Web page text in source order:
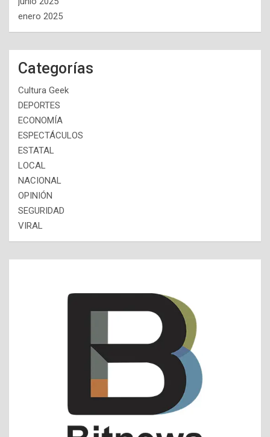
enero 2025
Categorías
Cultura Geek
DEPORTES
ECONOMÍA
ESPECTÁCULOS
ESTATAL
LOCAL
NACIONAL
OPINIÓN
SEGURIDAD
VIRAL